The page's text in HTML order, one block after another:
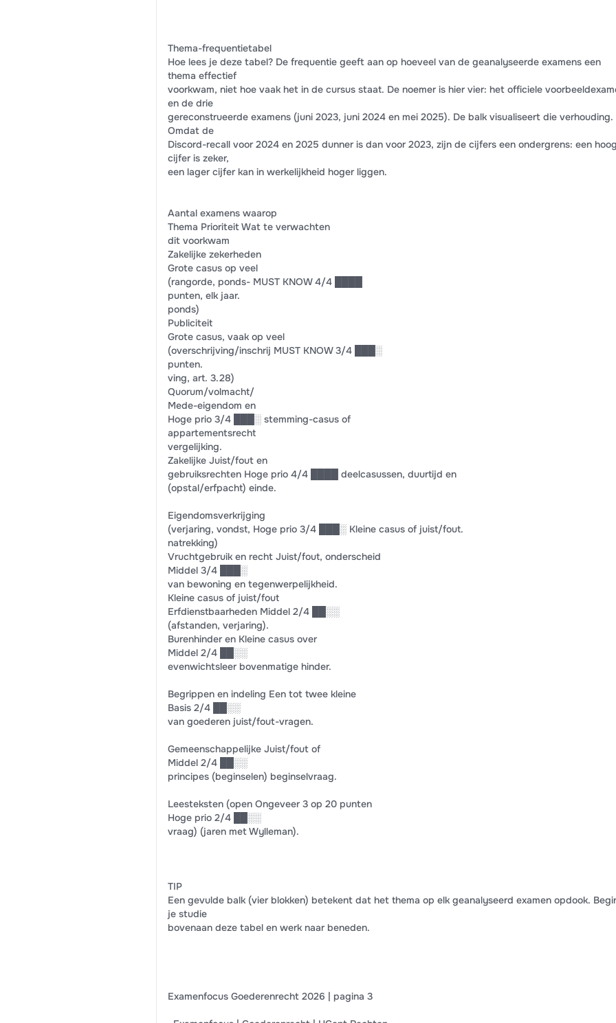
Thema-frequentietabel
Hoe lees je deze tabel? De frequentie geeft aan op hoeveel van de geanalyseerde examens een
thema effectief
voorkwam, niet hoe vaak het in de cursus staat. De noemer is hier vier: het officiele
en de drie
gereconstrueerde examens (juni 2023, juni 2024 en mei 2025). De balk visualiseert die verhouding.
Omdat de
Discord-recall voor 2024 en 2025 dunner is dan voor 2023, zijn de cijfers een ondergrens: een
cijfer is zeker,
een lager cijfer kan in werkelijkheid hoger liggen.
Aantal examens waarop
Thema Prioriteit Wat te verwachten
dit voorkwam
Zakelijke zekerheden
Grote casus op veel
(rangorde, ponds- MUST KNOW 4/4 ████
punten, elk jaar.
ponds)
Publiciteit
Grote casus, vaak op veel
(overschrijving/inschrij MUST KNOW 3/4 ███░
punten.
ving, art. 3.28)
Quorum/volmacht/
Mede-eigendom en
Hoge prio 3/4 ███░ stemming-casus of
appartementsrecht
vergelijking.
Zakelijke Juist/fout en
gebruiksrechten Hoge prio 4/4 ████ deelcasussen, duurtijd en
(opstal/erfpacht) einde.
Eigendomsverkrijging
(verjaring, vondst, Hoge prio 3/4 ███░ Kleine casus of juist/fout.
natrekking)
Vruchtgebruik en recht Juist/fout, onderscheid
Middel 3/4 ███░
van bewoning en tegenwerpelijkheid.
Kleine casus of juist/fout
Erfdienstbaarheden Middel 2/4 ██░░
(afstanden, verjaring).
Burenhinder en Kleine casus over
Middel 2/4 ██░░
evenwichtsleer bovenmatige hinder.
Begrippen en indeling Een tot twee kleine
Basis 2/4 ██░░
van goederen juist/fout-vragen.
Gemeenschappelijke Juist/fout of
Middel 2/4 ██░░
principes (beginselen) beginselvraag.
Leesteksten (open Ongeveer 3 op 20 punten
Hoge prio 2/4 ██░░
vraag) (jaren met Wylleman).
TIP
Een gevulde balk (vier blokken) betekent dat het thema op elk geanalyseerd examen opdook.
je studie
bovenaan deze tabel en werk naar beneden.
Examenfocus Goederenrecht 2026 | pagina 3